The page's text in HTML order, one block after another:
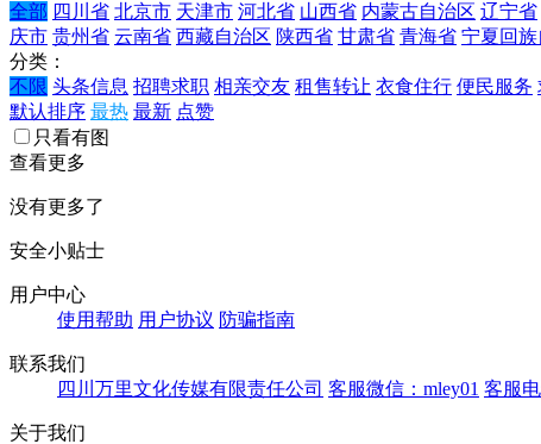
全部 四川省 北京市 天津市 河北省 山西省 内蒙古自治区 辽宁省
庆市 贵州省 云南省 西藏自治区 陕西省 甘肃省 青海省 宁夏回
分类：
不限 头条信息 招聘求职 相亲交友 租售转让 衣食住行 便民服务
默认排序 最热 最新 点赞
只看有图
查看更多
没有更多了
安全小贴士
用户中心
使用帮助 用户协议 防骗指南
联系我们
四川万里文化传媒有限责任公司 客服微信：mley01 客服
关于我们